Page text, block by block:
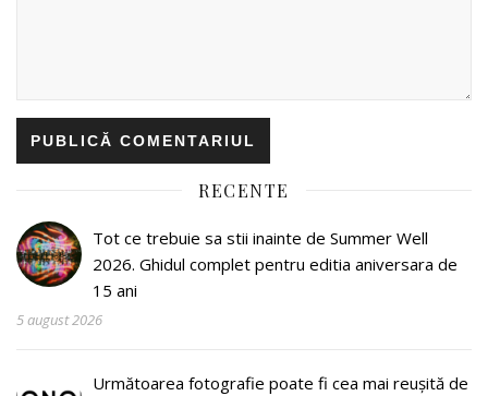
RECENTE
Tot ce trebuie sa stii inainte de Summer Well
2026. Ghidul complet pentru editia aniversara de
15 ani
5 august 2026
Următoarea fotografie poate fi cea mai reușită de